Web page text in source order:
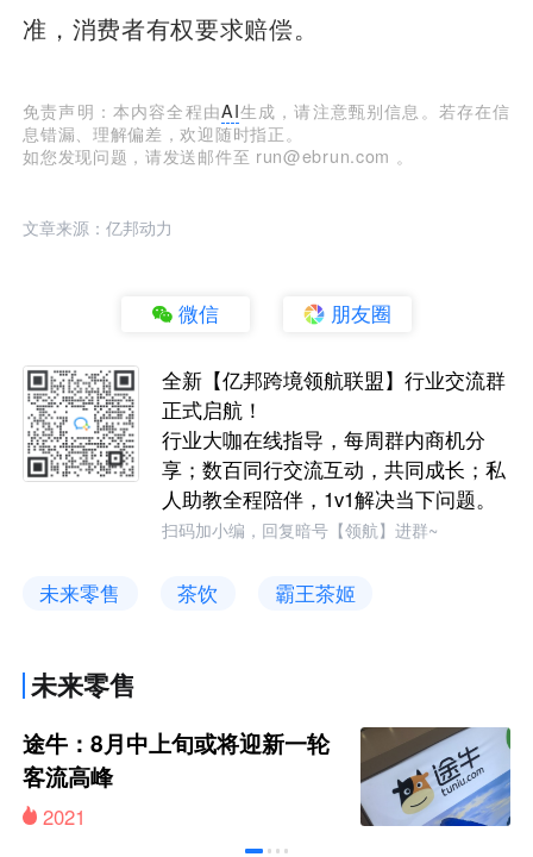
准，消费者有权要求赔偿。
免责声明：本内容全程由AI生成，请注意甄别信息。若存在信
息错漏、理解偏差，欢迎随时指正。
如您发现问题，请发送邮件至 run@ebrun.com 。
文章来源：亿邦动力
微信 朋友圈
全新【亿邦跨境领航联盟】行业交流群
正式启航！
行业大咖在线指导，每周群内商机分
享；数百同行交流互动，共同成长；私
人助教全程陪伴，1v1解决当下问题。
扫码加小编，回复暗号【领航】进群~
未来零售 茶饮 霸王茶姬
未来零售
途牛：8月中上旬或将迎新一轮
客流高峰
2021